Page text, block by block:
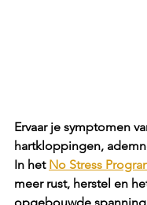
Ervaar je symptomen
hartkloppingen,
In het No Stress
meer rust, herstel en